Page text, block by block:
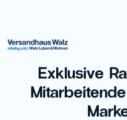
Exklusive